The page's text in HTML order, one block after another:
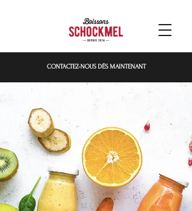
CONTACTEZ-NOUS DÉS MAINTENANT